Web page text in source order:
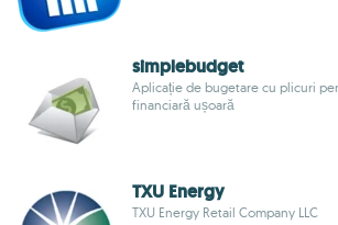
simplebudget
Aplicație de bugetare cu plicuri
financiară ușoară
TXU Energy
TXU Energy Retail Company LLC